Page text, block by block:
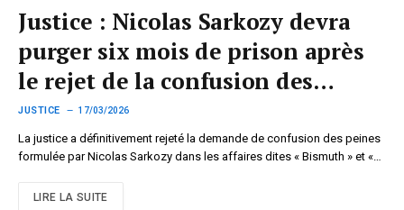
Justice : Nicolas Sarkozy devra
purger six mois de prison après
le rejet de la confusion des
peines
JUSTICE 17/03/2026
La justice a définitivement rejeté la demande de confusion des peines
formulée par Nicolas Sarkozy dans les affaires dites « Bismuth » et «…
LIRE LA SUITE